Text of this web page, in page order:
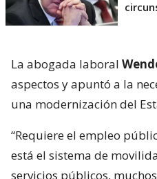
La abogada laboral
aspectos y apuntó a la
una modernización del
“Requiere el empleo
está el sistema de
servicios públicos,